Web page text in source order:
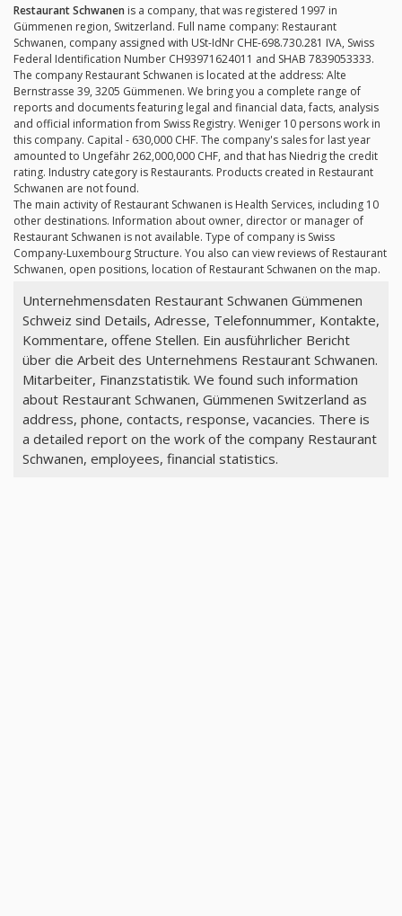
Restaurant Schwanen is a company, that was registered 1997 in
Gümmenen region, Switzerland. Full name company: Restaurant
Schwanen, company assigned with USt-IdNr CHE-698.730.281 IVA, Swiss
Federal Identification Number CH93971624011 and SHAB 7839053333.
The company Restaurant Schwanen is located at the address: Alte
Bernstrasse 39, 3205 Gümmenen. We bring you a complete range of
reports and documents featuring legal and financial data, facts, analysis
and official information from Swiss Registry. Weniger 10 persons work in
this company. Capital - 630,000 CHF. The company's sales for last year
amounted to Ungefähr 262,000,000 CHF, and that has Niedrig the credit
rating. Industry category is Restaurants. Products created in Restaurant
Schwanen are not found.
The main activity of Restaurant Schwanen is Health Services, including 10
other destinations. Information about owner, director or manager of
Restaurant Schwanen is not available. Type of company is Swiss
Company-Luxembourg Structure. You also can view reviews of Restaurant
Schwanen, open positions, location of Restaurant Schwanen on the map.
Unternehmensdaten Restaurant Schwanen Gümmenen
Schweiz sind Details, Adresse, Telefonnummer, Kontakte,
Kommentare, offene Stellen. Ein ausführlicher Bericht
über die Arbeit des Unternehmens Restaurant Schwanen.
Mitarbeiter, Finanzstatistik. We found such information
about Restaurant Schwanen, Gümmenen Switzerland as
address, phone, contacts, response, vacancies. There is
a detailed report on the work of the company Restaurant
Schwanen, employees, financial statistics.